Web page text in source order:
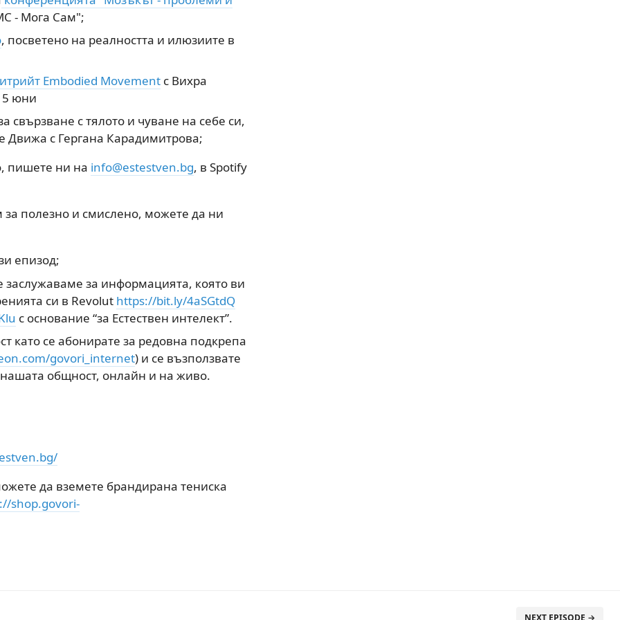
- Мога Сам";
, посветено на реалността и илюзиите в
Embodied Movementс Вихра
юни
свързване с тялото и чуване на себе си,
Движа с Гергана Карадимитрова;
пишете ни на info@estestven.bg, в Spotify
полезно и смислено, можете да ни
епизод;
заслужаваме за информацията, която ви
си в Revolut https://bit.ly/4aSGtdQ
с основание “за Естествен интелект”.
като се абонирате за редовна подкрепа
govori_internet) и се възползвате
нашата общност, онлайн и на живо.
да вземете брандирана тениска
shop.govori-
NEXT EPISODE →